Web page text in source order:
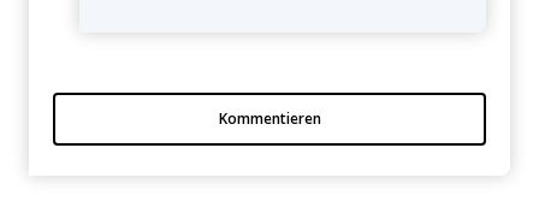
Kommentieren